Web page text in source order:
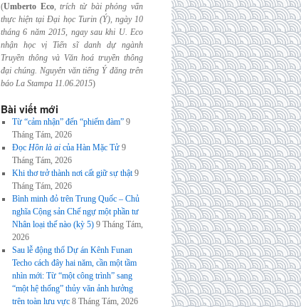
(Umberto Eco,trích từ bài phỏng vấn
thực hiện tại Đại học Turin (Ý), ngày 10
tháng 6 năm 2015, ngay sau khi U. Eco
nhận học vị Tiến sĩ danh dự ngành
Truyền thông và Văn hoá truyền thông
đại chúng. Nguyên văn tiếng Ý đăng trên
báo La Stampa 11.06.2015)
Bài viết mới
Từ “cảm nhận” đến “phiếm đàm” 9
Tháng Tám, 2026
Đọc Hồn là aicủa Hàn Mặc Tử 9
Tháng Tám, 2026
Khi thơ trở thành nơi cất giữ sự thật 9
Tháng Tám, 2026
Bình minh đỏ trên Trung Quốc – Chủ
nghĩa Cộng sản Chế ngự một phần tư
Nhân loại thế nào (kỳ 5) 9 Tháng Tám,
2026
Sau lễ động thổ Dự án Kênh Funan
Techo cách đây hai năm, cần một tầm
nhìn mới: Từ “một công trình” sang
“một hệ thống” thủy văn ảnh hưởng
trên toàn lưu vực 8 Tháng Tám, 2026